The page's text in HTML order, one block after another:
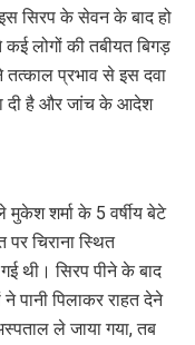
सिरप के सेवन के बाद हो
लोगों की तबीयत बिगड़
तत्काल प्रभाव से इस दवा
दी है और जांच के आदेश
मुकेश शर्मा के 5 वर्षीय बेटे
पर चिराना स्थित
थी। सिरप पीने के बाद
पानी पिलाकर राहत देने
ले जाया गया, तब